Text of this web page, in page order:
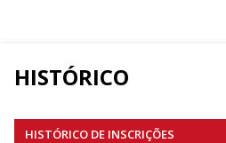
HISTÓRICO
HISTÓRICO DE INSCRIÇÕES